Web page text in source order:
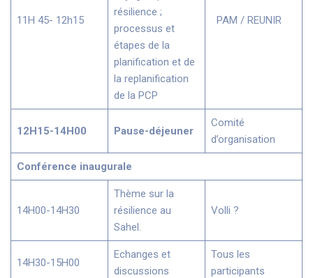
11H 45- 12h15
résilience ;
processus et
étapes de la
planification et de
la replanification
de la PCP
PAM / REUNIR
12H15-14H00 Pause-déjeuner
Comité
d’organisation
Conférence inaugurale
14H00-14H30
Thème sur la
résilience au
Sahel.
Volli ?
14H30-15H00
Echanges et
discussions
Tous les
participants